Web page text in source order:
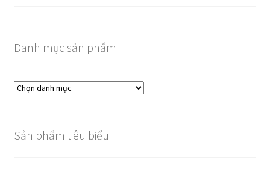
Danh mục sản phẩm
Sản phẩm tiêu biểu